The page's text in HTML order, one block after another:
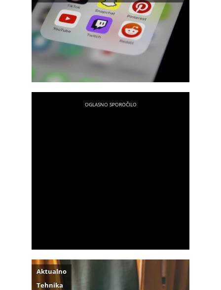
Aktualno
Tehnika